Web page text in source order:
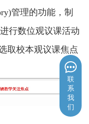
管理的功能，制
行数位观议课活动
取校本观议课焦点
联
系
我
们